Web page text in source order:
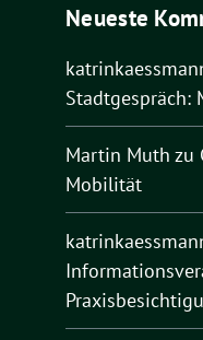
Neueste
Stadtgespräch:
Martin Muth zu
Mobilität